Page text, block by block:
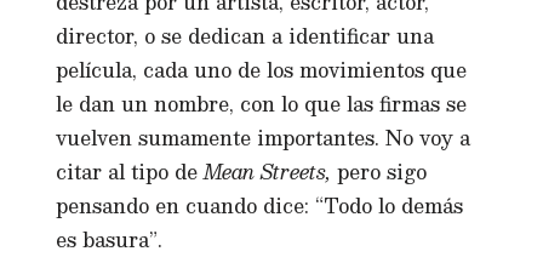
director, o se dedican a identificar una
película, cada uno de los movimientos que
le dan un nombre, con lo que las firmas se
vuelven sumamente importantes. No voy a
citar al tipo deMean Streets,pero sigo
pensando en cuando dice: “Todo lo demás
es basura”.